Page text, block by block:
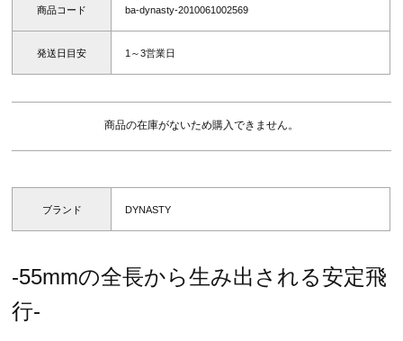
商品コード ba-dynasty-2010061002569
発送日目安 1～3営業日
商品の在庫がないため購入できません。
ブランド DYNASTY
-55mmの全長から生み出される安定飛
行-